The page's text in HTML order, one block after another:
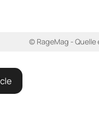
© RageMag -